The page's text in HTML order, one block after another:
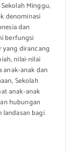
Minggu,
denominasi
dan
berfungsi
dirancang
nilai-nilai
anak-anak dan
Sekolah
anak-anak
hubungan
landasan bagi